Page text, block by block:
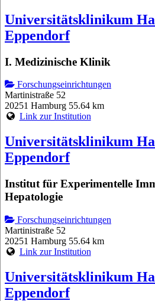
Universitätsklinikum
Eppendorf
I. Medizinische Klinik
Forschungseinrichtungen
Martinistraße 52
20251 Hamburg 55.64 km
Link zur Institution
Universitätsklinikum
Eppendorf
Institut für Experimentelle
Hepatologie
Forschungseinrichtungen
Martinistraße 52
20251 Hamburg 55.64 km
Link zur Institution
Universitätsklinikum
Eppendorf